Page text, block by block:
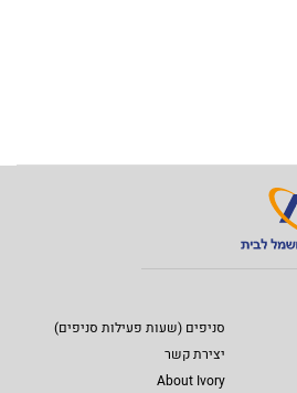
סניפים (שעות פעילות סניפים)
יצירת קשר
About Ivory